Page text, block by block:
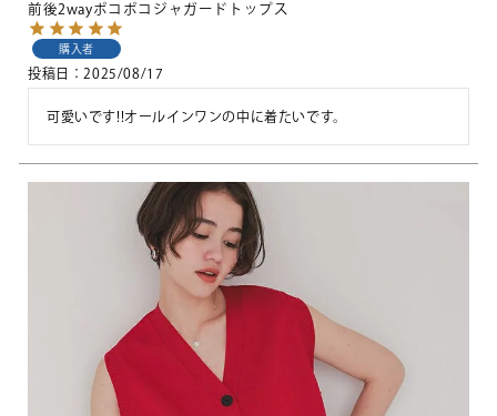
前後2wayポコポコジャガードトップス
購入者
投稿日 2025/08/17
可愛いです!!オールインワンの中に着たいです。